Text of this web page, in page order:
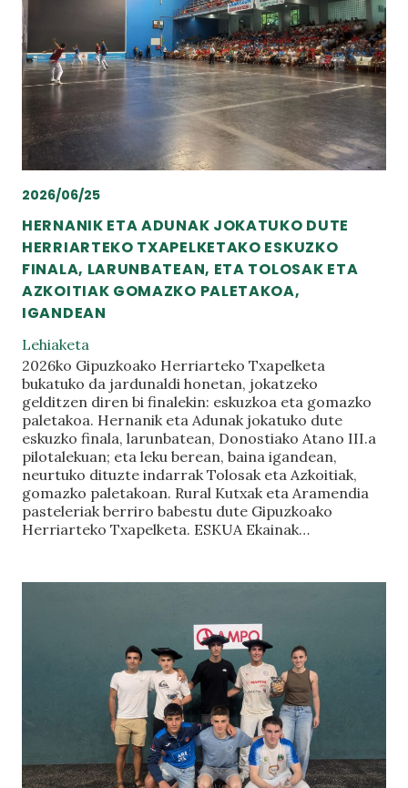
2026/06/25
HERNANIK ETA ADUNAK JOKATUKO DUTE
HERRIARTEKO TXAPELKETAKO ESKUZKO
FINALA, LARUNBATEAN, ETA TOLOSAK ETA
AZKOITIAK GOMAZKO PALETAKOA,
IGANDEAN
Lehiaketa
2026ko Gipuzkoako Herriarteko Txapelketa
bukatuko da jardunaldi honetan, jokatzeko
gelditzen diren bi finalekin: eskuzkoa eta gomazko
paletakoa. Hernanik eta Adunak jokatuko dute
eskuzko finala, larunbatean, Donostiako Atano III.a
pilotalekuan; eta leku berean, baina igandean,
neurtuko dituzte indarrak Tolosak eta Azkoitiak,
gomazko paletakoan. Rural Kutxak eta Aramendia
pasteleriak berriro babestu dute Gipuzkoako
Herriarteko Txapelketa. ESKUA Ekainak…